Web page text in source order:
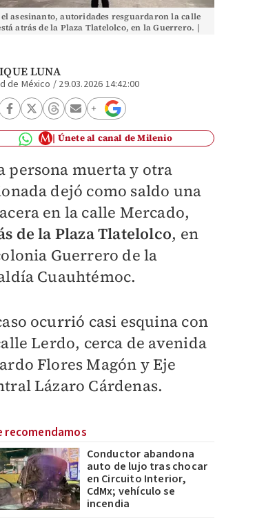
asesinanto, autoridades resguardaron la calle
atrás de la Plaza Tlatelolco, en la Guerrero. |
LUNA
de México / 29.03.2026 14:42:00
Únete al canal de Milenio
persona muerta y otra
dejó como saldo una
en la calle Mercado,
de la Plaza Tlatelolco, en
Guerrero de la
Cuauhtémoc.
ocurrió casi esquina con
Lerdo, cerca de avenida
Flores Magón y Eje
Lázaro Cárdenas.
recomendamos
Conductor abandona
auto de lujo tras chocar
en Circuito Interior,
CdMx; vehículo se
incendia